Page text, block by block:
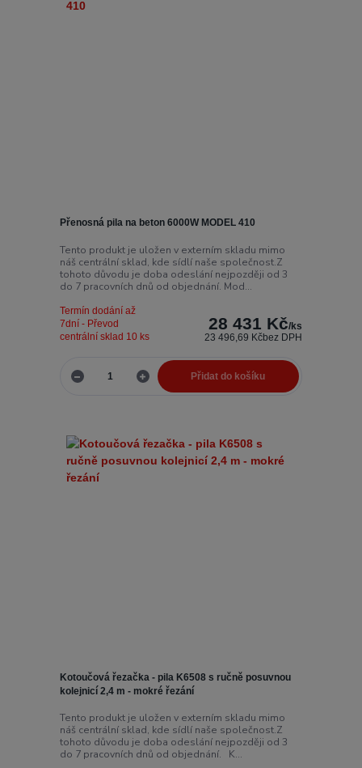
Přenosná pila na beton 6000W MODEL 410
Tento produkt je uložen v externím skladu mimo
náš centrální sklad, kde sídlí naše společnost.Z
tohoto důvodu je doba odeslání nejpozději od 3
do 7 pracovních dnů od objednání. Mod...
28 431 Kč/ks
23 496,69 Kčbez DPH
Termín dodání až
7dní - Převod
centrální sklad 10 ks
Přidat do košíku
Kotoučová řezačka - pila K6508 s ručně posuvnou
kolejnicí 2,4 m - mokré řezání
Tento produkt je uložen v externím skladu mimo
náš centrální sklad, kde sídlí naše společnost.Z
tohoto důvodu je doba odeslání nejpozději od 3
do 7 pracovních dnů od objednání. K...